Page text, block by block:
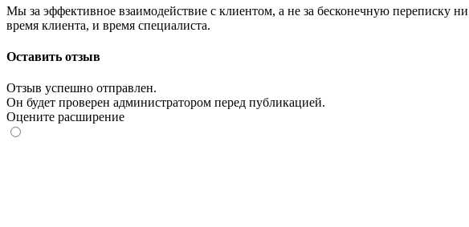
Мы за эффективное взаимодействие с клиентом, а не за бесконечную переписку
время клиента, и время специалиста.
Оставить отзыв
Отзыв успешно отправлен.
Он будет проверен администратором перед публикацией.
Оцените расширение